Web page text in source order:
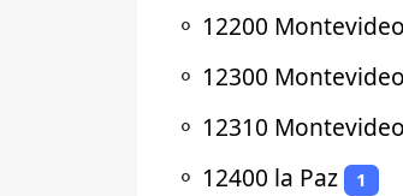
⚬ 12200 Montevideo
⚬ 12300 Montevideo
⚬ 12310 Montevideo
⚬ 12400 la Paz 1